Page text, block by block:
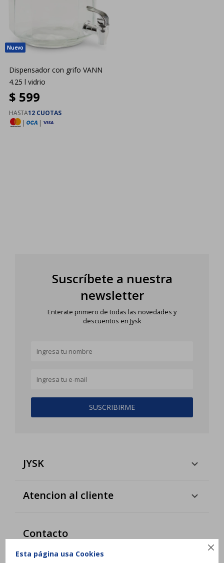

Esta página usa Cookies
Dispensador con grifo VANN
4.25 l vidrio
$ 599
HASTA12 CUOTAS
|
|
Suscríbete a nuestra
newsletter
Enterate primero de todas las novedades y
descuentos en Jysk
SUSCRIBIRME
JYSK
Atencion al cliente
Contacto
Interbalnearia esq. Camino de los Horneros,